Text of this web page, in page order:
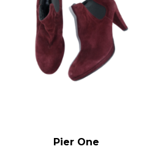
Pier One